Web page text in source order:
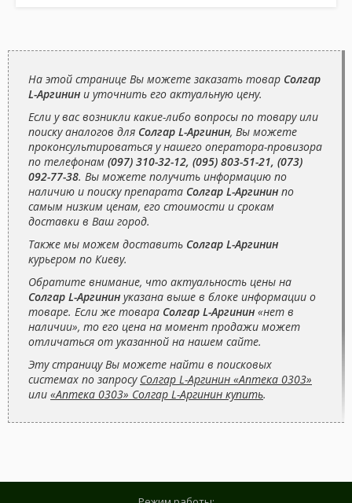
На этой странице Вы можете заказать товар Солгар
L-Аргинин и уточнить его актуальную цену.
Если у вас возникли какие-либо вопросы по товару или
поиску аналогов для Солгар L-Аргинин, Вы можете
проконсультироваться у нашего оператора-провизора
по телефонам (097) 310-32-12, (095) 803-51-21, (073)
092-77-38. Вы можете получить информацию по
наличию и поиску препарата Солгар L-Аргинин по
самым низким ценам, его стоимости и срокам
доставки в Ваш город.
Также мы можем доставить Солгар L-Аргинин
курьером по Киеву.
Обратите внимание, что актуальность цены на
Солгар L-Аргинин указана выше в блоке информации о
товаре. Если же товара Солгар L-Аргинин «нет в
наличии», то его цена на момент продажи может
отличаться от указанной на нашем сайте.
Эту страницу Вы можете найти в поисковых
системах по запросу Солгар L-Аргинин «Аптека 0303»
или «Аптека 0303» Солгар L-Аргинин купить.